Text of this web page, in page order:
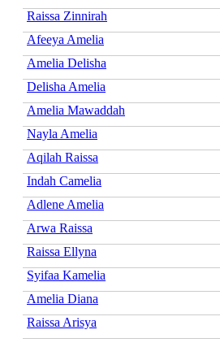
Raissa Zinnirah
Afeeya Amelia
Amelia Delisha
Delisha Amelia
Amelia Mawaddah
Nayla Amelia
Aqilah Raissa
Indah Camelia
Adlene Amelia
Arwa Raissa
Raissa Ellyna
Syifaa Kamelia
Amelia Diana
Raissa Arisya